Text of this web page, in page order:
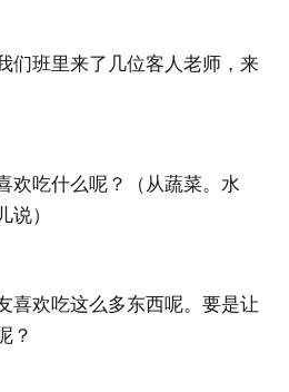
们班里来了几位客人老师，来
欢吃什么呢？（从蔬菜。水
说）
喜欢吃这么多东西呢。要是让
？